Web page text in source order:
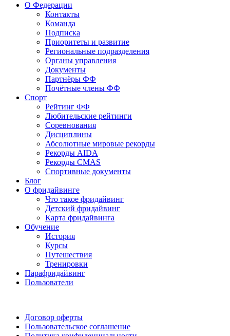
О Федерации
Контакты
Команда
Подписка
Приоритеты и развитие
Региональные подразделения
Органы управления
Документы
Партнёры ФФ
Почётные члены ФФ
Спорт
Рейтинг ФФ
Любительские рейтинги
Соревнования
Дисциплины
Абсолютные мировые рекорды
Рекорды AIDA
Рекорды CMAS
Спортивные документы
Блог
О фридайвинге
Что такое фридайвинг
Детский фридайвинг
Карта фридайвинга
Обучение
История
Курсы
Путешествия
Тренировки
Парафридайвинг
Пользователи
Договор оферты
Пользовательское соглашение